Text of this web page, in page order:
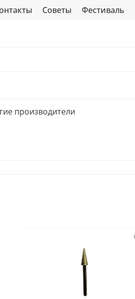
Советы Фестиваль
производители